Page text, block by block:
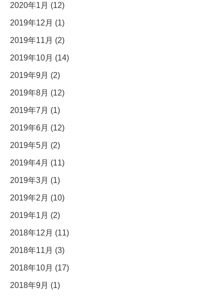
2020年1月 (12)
2019年12月 (1)
2019年11月 (2)
2019年10月 (14)
2019年9月 (2)
2019年8月 (12)
2019年7月 (1)
2019年6月 (12)
2019年5月 (2)
2019年4月 (11)
2019年3月 (1)
2019年2月 (10)
2019年1月 (2)
2018年12月 (11)
2018年11月 (3)
2018年10月 (17)
2018年9月 (1)